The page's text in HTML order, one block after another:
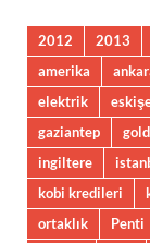
2012 2013
amerika
elektrik
gaziantep
ingiltere
kobi kredileri
ortaklık
Penti